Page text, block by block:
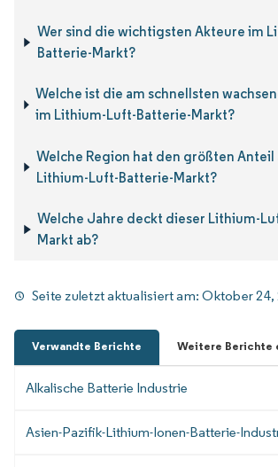
Wer sind die wichtigsten Akteure im
Batterie-Markt?
Welche ist die am schnellsten
im Lithium-Luft-Batterie-Markt?
Welche Region hat den größten Anteil
Lithium-Luft-Batterie-Markt?
Welche Jahre deckt dieser Lithium-
Markt ab?
Seite zuletzt aktualisiert am:Oktober 24,
Verwandte Berichte Weitere Berichte
Alkalische Batterie Industrie
Asien-Pazifik-Lithium-Ionen-Batterie-